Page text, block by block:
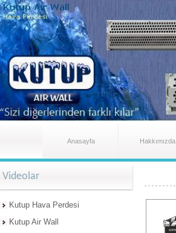
Anasayfa Hakkımızda
Videolar
Kutup Hava Perdesi
Kutup Air Wall